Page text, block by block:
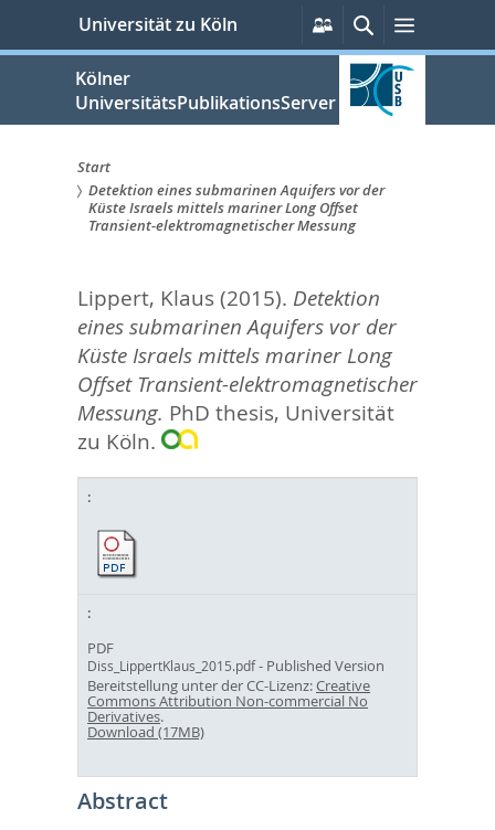
springen
Universität zu Köln
Persönliche
Services
SucheMenü
Kölner
UniversitätsPublikationsServer
Sie
hier:
Start
Detektion eines submarinen Aquifers vor der
Küste Israels mittels mariner Long Offset
Transient-elektromagnetischer Messung
Lippert, Klaus(2015). Detektion
eines submarinen Aquifers vor der
Küste Israels mittels mariner Long
Offset Transient-elektromagnetischer
Messung. PhD thesis, Universität
zu Köln.
PDF
Diss_LippertKlaus_2015.pdf- Published Version
Bereitstellung unter der CC-Lizenz:Creative
Commons Attribution Non-commercial No
Derivatives.
Download (17MB)
Abstract